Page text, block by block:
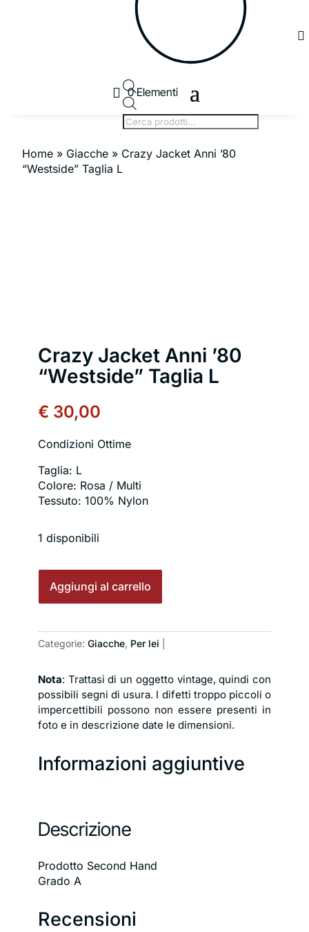
search

0 Elementi
Home » Giacche » Crazy Jacket Anni ’80
“Westside” Taglia L
Crazy Jacket Anni ’80
“Westside” Taglia L
€ 30,00
Condizioni Ottime
Taglia: L
Colore: Rosa / Multi
Tessuto: 100% Nylon
1 disponibili
Crazy
Jacket
Anni
"Westside"
Taglia
quantità
Aggiungi al carrello
Categorie: Giacche, Per lei
Nota: Trattasi di un oggetto vintage, quindi con
possibili segni di usura. I difetti troppo piccoli o
impercettibili possono non essere presenti in
foto e in descrizione date le dimensioni.
Informazioni aggiuntive
Descrizione
Prodotto Second Hand
Grado A
Recensioni